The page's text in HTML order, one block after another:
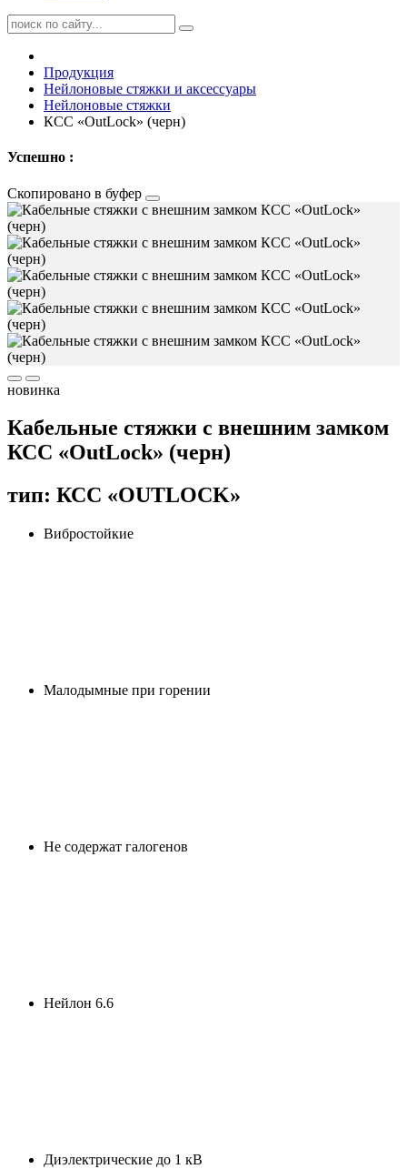
Продукция
Нейлоновые стяжки и аксессуары
Нейлоновые стяжки
КСС «OutLock» (черн)
Успешно :
Скопировано в буфер
новинка
Кабельные стяжки с внешним замком
КСС «OutLock» (черн)
тип: КСC «OUTLOCK»
Вибростойкие
Малодымные при горении
Не содержат галогенов
Нейлон 6.6
Диэлектрические до 1 кВ